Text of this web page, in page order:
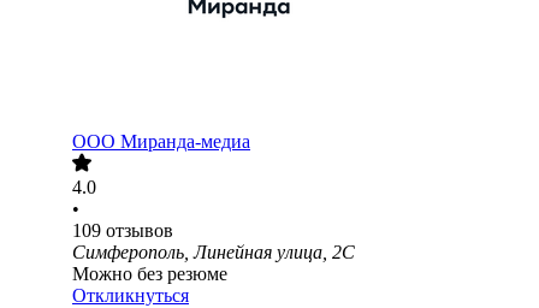
ООО Миранда-медиа
4.0
•
109 отзывов
Симферополь, Линейная улица, 2С
Можно без резюме
Откликнуться